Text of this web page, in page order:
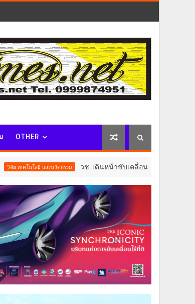
OTHER
และนวัตกรรม วช. เดินหน้าขับเคลื่อน “รางวัลธัชชา” ยกย่องผู้ส